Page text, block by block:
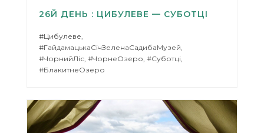
26Й ДЕНЬ : ЦИБУЛЕВЕ — СУБОТЦІ
#Цибулеве,
#ГайдамацькаСічЗеленаСадибаМузей,
#ЧорнийЛіс, #ЧорнеОзеро, #Суботці,
#БлакитнеОзеро